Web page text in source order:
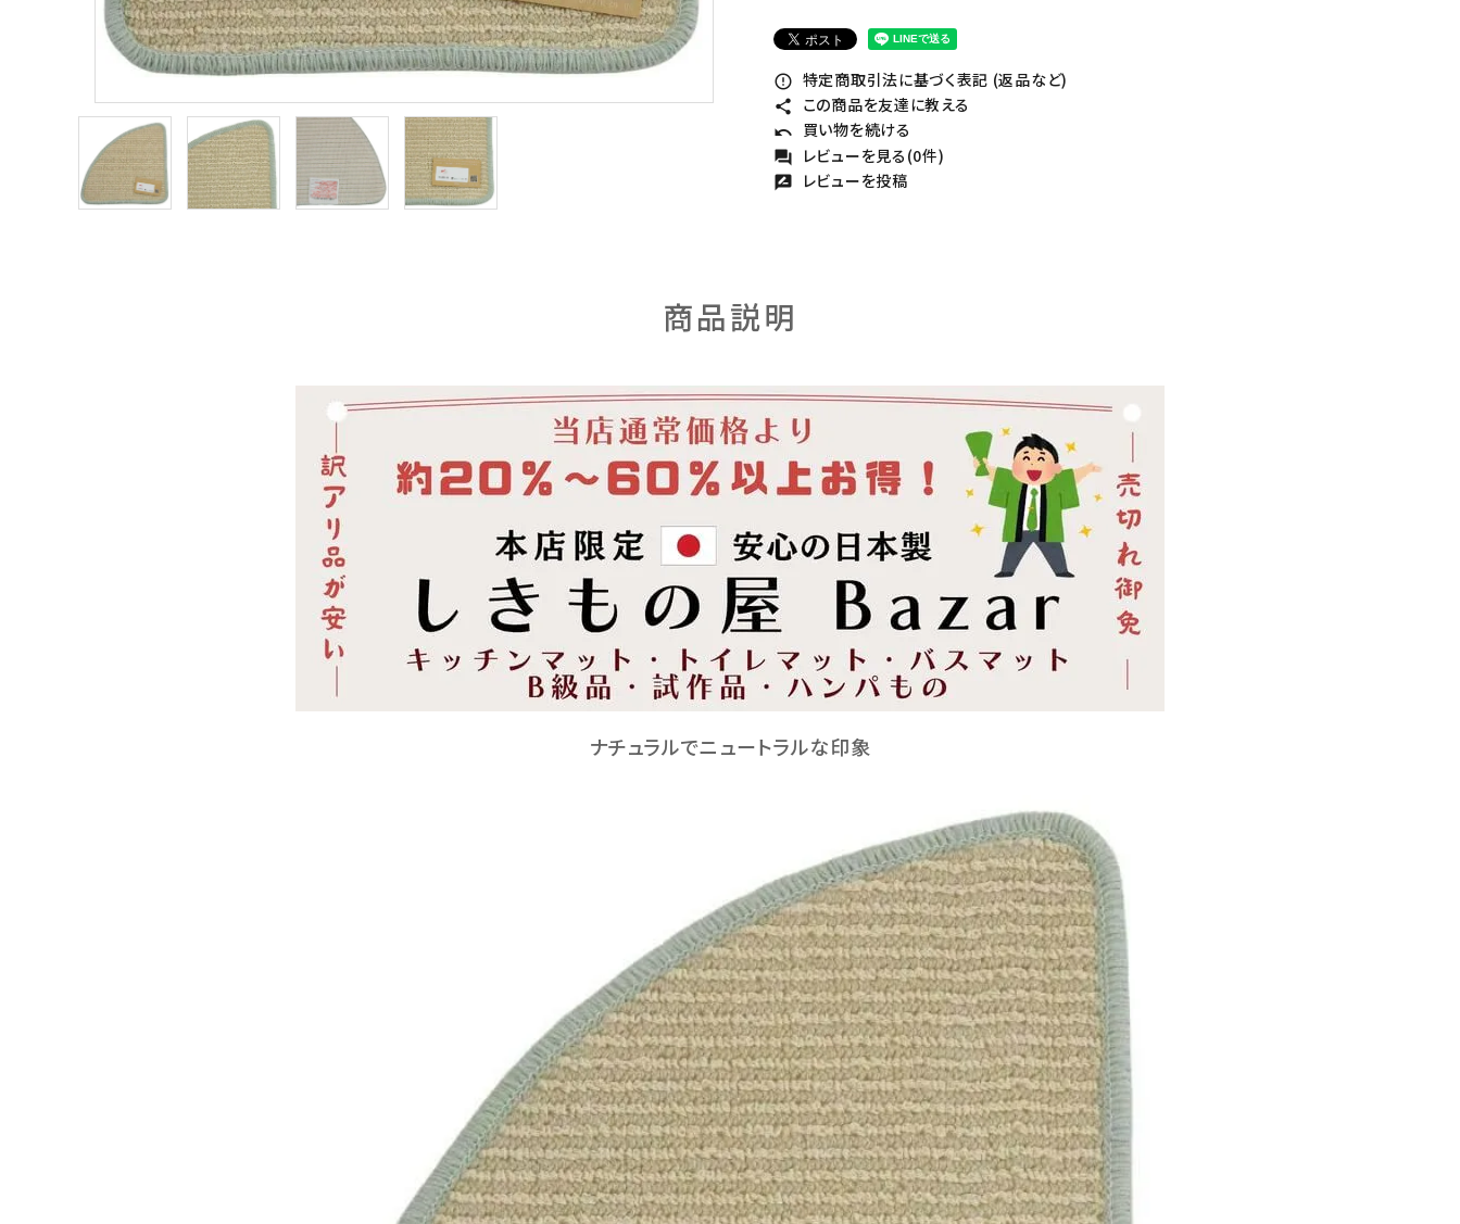
error_outline 特定商取引法に基づく表記 (返品など)
share この商品を友達に教える
undo 買い物を続ける
forum レビューを見る(0件)
rate_review レビューを投稿
商品説明
ナチュラルでニュートラルな印象